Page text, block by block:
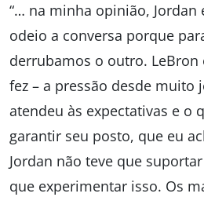
“… na minha opinião, Jordan
odeio a conversa porque
derrubamos o outro. LeBron
fez – a pressão desde muito
atendeu às expectativas e o
garantir seu posto, que eu
Jordan não teve que
que experimentar isso. Os